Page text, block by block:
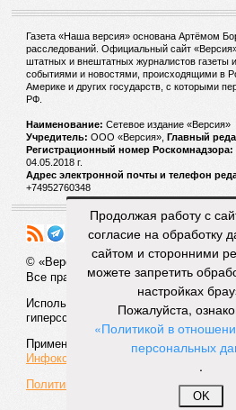
Газета «Наша версия» основана Артёмом
расследований. Официальный сайт
штатных и внештатных журналистов газеты
событиями и новостями, происходящими в
Америке и других государств, с которыми
РФ.
Наименование: Cетевое издание «Версия»
Учредитель: ООО «Версия», Главный
Регистрационный номер Роскомнадзора:
04.05.2018 г.
Адрес электронной почты и телефон
+74952760348
© «Версия» 18+
Все права защищены
Использование материалов
гиперссылки запрещено
Применяются рекомендательные
Инфокс
Политика конфиденциальности
Продолжая работу с
согласие на обработку
сайтом и сторонними
можете запретить
настройках
Пожалуйста,
«Политикой в
персональных
.
OK